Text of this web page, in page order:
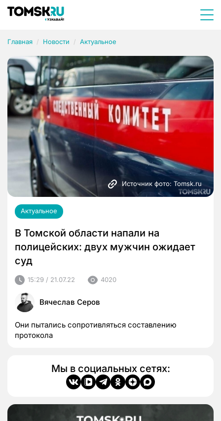
Главная Новости Актуальное
Источник фото: Tomsk.ru
Актуальное
В Томской области напали на
полицейских: двух мужчин ожидает
суд
15:29 / 21.07.22 4020
Вячеслав Серов
Они пытались сопротивляться составлению
протокола
Мы в социальных сетях: